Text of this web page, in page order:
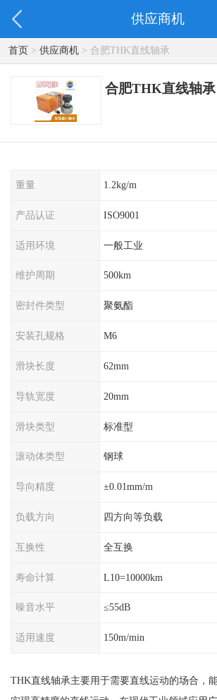
供应商机
首页> 供应商机> 合肥THK直线轴承
合肥THK直线轴承
重量 1.2kg/m
产品认证 ISO9001
适用环境 一般工业
维护周期 500km
密封件类型 聚氨酯
安装孔规格 M6
滑块长度 62mm
导轨宽度 20mm
滑块类型 标准型
滚动体类型 钢球
导向精度 ±0.01mm/m
负载方向 四方向等负载
互换性 全互换
寿命计算 L10=10000km
噪音水平 ≤55dB
适用速度 150m/min
THK直线轴承主要用于需要直线运动的场合，